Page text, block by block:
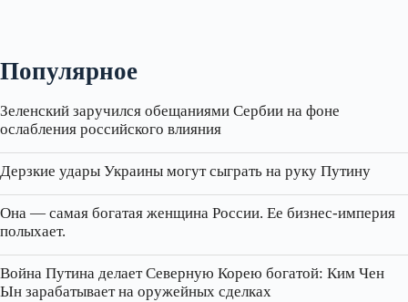
Популярное
Зеленский заручился обещаниями Сербии на фоне
ослабления российского влияния
Дерзкие удары Украины могут сыграть на руку Путину
Она — самая богатая женщина России. Ее бизнес‑империя
полыхает.
Война Путина делает Северную Корею богатой: Ким Чен
Ын зарабатывает на оружейных сделках